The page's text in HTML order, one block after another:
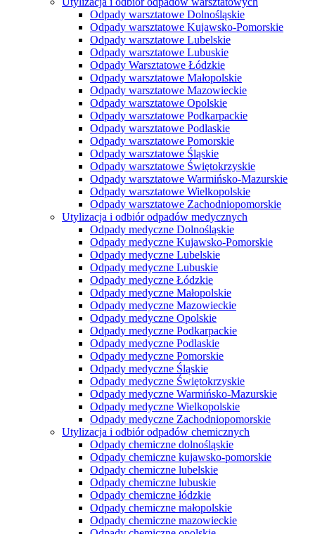
Odpady warsztatowe Dolnośląskie
Odpady warsztatowe Kujawsko-Pomorskie
Odpady warsztatowe Lubelskie
Odpady warsztatowe Lubuskie
Odpady Warsztatowe Łódzkie
Odpady warsztatowe Małopolskie
Odpady warsztatowe Mazowieckie
Odpady warsztatowe Opolskie
Odpady warsztatowe Podkarpackie
Odpady warsztatowe Podlaskie
Odpady warsztatowe Pomorskie
Odpady warsztatowe Śląskie
Odpady warsztatowe Świętokrzyskie
Odpady warsztatowe Warmińsko-Mazurskie
Odpady warsztatowe Wielkopolskie
Odpady warsztatowe Zachodniopomorskie
Utylizacja i odbiór odpadów medycznych
Odpady medyczne Dolnośląskie
Odpady medyczne Kujawsko-Pomorskie
Odpady medyczne Lubelskie
Odpady medyczne Lubuskie
Odpady medyczne Łódzkie
Odpady medyczne Małopolskie
Odpady medyczne Mazowieckie
Odpady medyczne Opolskie
Odpady medyczne Podkarpackie
Odpady medyczne Podlaskie
Odpady medyczne Pomorskie
Odpady medyczne Śląskie
Odpady medyczne Świętokrzyskie
Odpady medyczne Warmińsko-Mazurskie
Odpady medyczne Wielkopolskie
Odpady medyczne Zachodniopomorskie
Utylizacja i odbiór odpadów chemicznych
Odpady chemiczne dolnośląskie
Odpady chemiczne kujawsko-pomorskie
Odpady chemiczne lubelskie
Odpady chemiczne lubuskie
Odpady chemiczne łódzkie
Odpady chemiczne małopolskie
Odpady chemiczne mazowieckie